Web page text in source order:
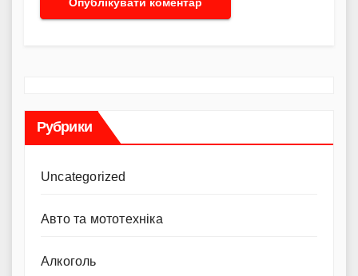
Рубрики
Uncategorized
Авто та мототехніка
Алкоголь